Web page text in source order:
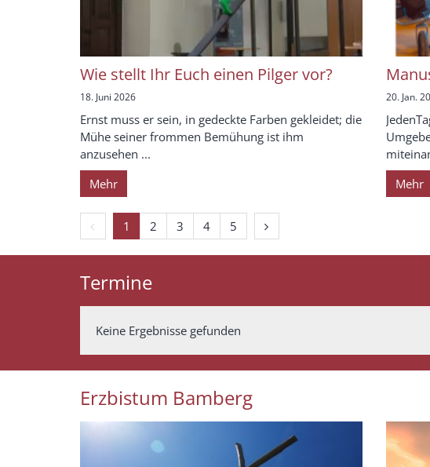
Wie stellt Ihr Euch einen Pilger vor?
18. Juni 2026
Ernst muss er sein, in gedeckte Farben gekleidet; die
Mühe seiner frommen Bemühung ist ihm
anzusehen ...
Mehr
20. Jan.
Mehr
Vorherige Seite
1 2 3 4 5 Nächste Seite
Termine
Keine Ergebnisse gefunden
Erzbistum Bamberg